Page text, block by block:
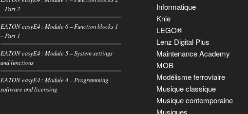
– Part 2
EATON easyE4 : Module 6 – Function blocks 1
– Part 1
EATON easyE4 : Module 5 – System settings
and functions
EATON easyE4 : Module 4 – Programming
software and licensing
Informatique
Knie
LEGO®
Lenz Digital Plus
Maintenance Academy
MOB
Modélisme ferroviaire
Musique classique
Musique contemporaine
Musiques